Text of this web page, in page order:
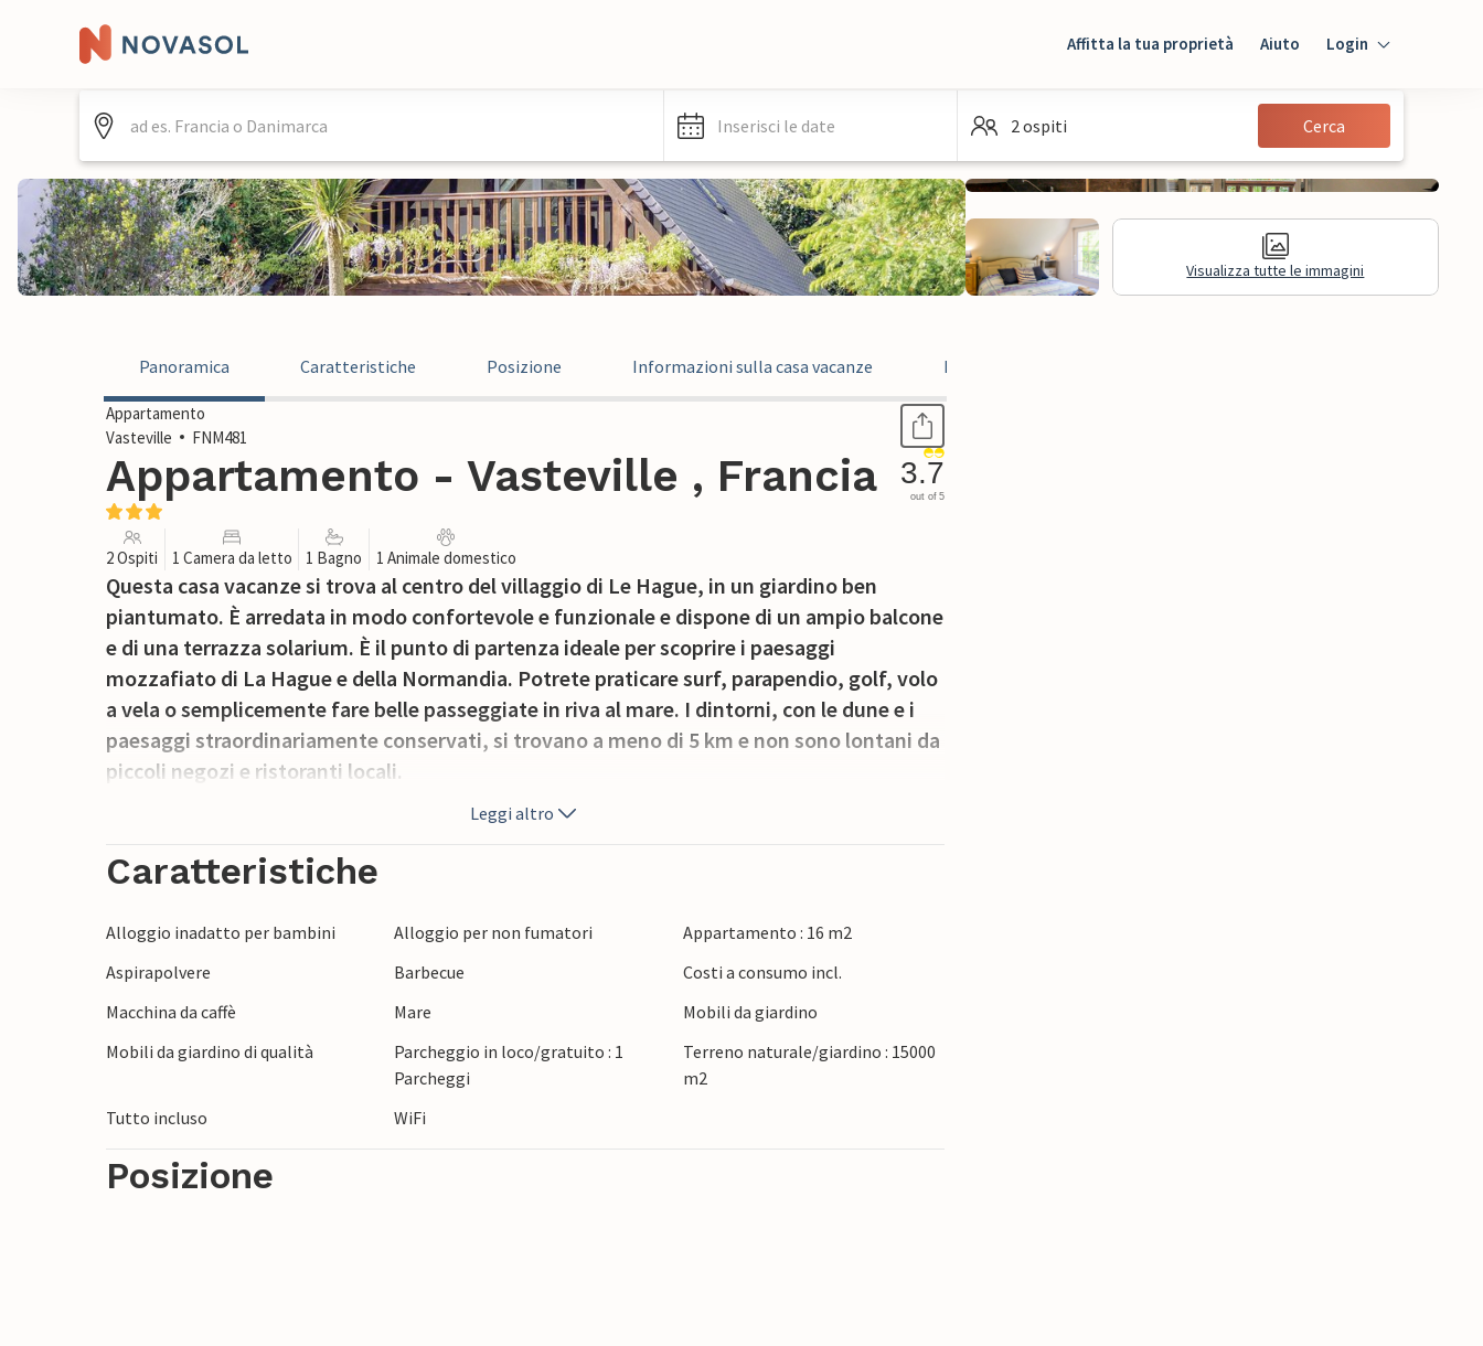
Affitta la tua proprietà Aiuto Login
Ospiti
Inserisci le date 2 ospiti Cerca
Visualizza tutte le immagini
Panoramica Caratteristiche Posizione Informazioni sulla casa vacanze Recensioni
Appartamento
Vasteville
FNM481
Appartamento - Vasteville , Francia 3.7
out of 5
2 Ospiti 1 Camera da letto 1 Bagno 1 Animale domestico
Questa casa vacanze si trova al centro del villaggio di Le Hague, in un giardino ben
piantumato. È arredata in modo confortevole e funzionale e dispone di un ampio balcone
e di una terrazza solarium. È il punto di partenza ideale per scoprire i paesaggi
mozzafiato di La Hague e della Normandia. Potrete praticare surf, parapendio, golf, volo
a vela o semplicemente fare belle passeggiate in riva al mare. I dintorni, con le dune e i
paesaggi straordinariamente conservati, si trovano a meno di 5 km e non sono lontani da
piccoli negozi e ristoranti locali.
Leggi altro
Caratteristiche
Alloggio inadatto per bambini Alloggio per non fumatori
Appartamento : 16 m2
Aspirapolvere
Barbecue
Costi a consumo incl.
Macchina da caffè
Mare
Mobili da giardino
Mobili da giardino di qualità
Parcheggio in loco/gratuito : 1
Parcheggi
Terreno naturale/giardino : 15000
m2
Tutto incluso
WiFi
Posizione